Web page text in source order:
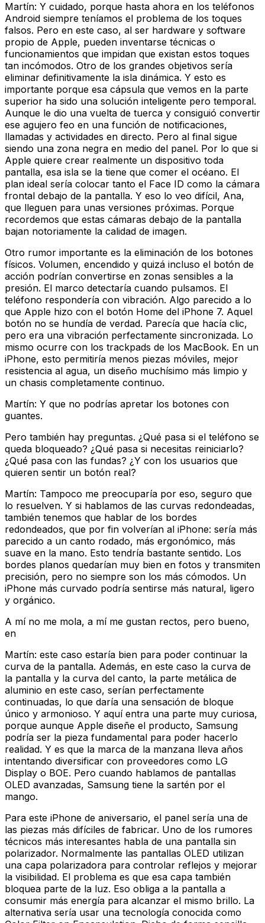
Martín: Y cuidado, porque hasta ahora en los teléfonos
Android siempre teníamos el problema de los toques
falsos. Pero en este caso, al ser hardware y software
propio de Apple, pueden inventarse técnicas o
funcionamientos que impidan que existan estos toques
tan incómodos. Otro de los grandes objetivos sería
eliminar definitivamente la isla dinámica. Y esto es
importante porque esa cápsula que vemos en la parte
superior ha sido una solución inteligente pero temporal.
Aunque le dio una vuelta de tuerca y consiguió convertir
ese agujero feo en una función de notificaciones,
llamadas y actividades en directo. Pero al final sigue
siendo una zona negra en medio del panel. Por lo que si
Apple quiere crear realmente un dispositivo toda
pantalla, esa isla se la tiene que comer el océano. El
plan ideal sería colocar tanto el Face ID como la cámara
frontal debajo de la pantalla. Y eso lo veo difícil, Ana,
que lleguen para unas versiones próximas. Porque
recordemos que estas cámaras debajo de la pantalla
bajan notoriamente la calidad de imagen.
Otro rumor importante es la eliminación de los botones
físicos. Volumen, encendido y quizá incluso el botón de
acción podrían convertirse en zonas sensibles a la
presión. El marco detectaría cuando pulsamos. El
teléfono respondería con vibración. Algo parecido a lo
que Apple hizo con el botón Home del iPhone 7. Aquel
botón no se hundía de verdad. Parecía que hacía clic,
pero era una vibración perfectamente sincronizada. Lo
mismo ocurre con los trackpads de los MacBook. En un
iPhone, esto permitiría menos piezas móviles, mejor
resistencia al agua, un diseño muchísimo más limpio y
un chasis completamente continuo.
Martín: Y que no podrías apretar los botones con
guantes.
Pero también hay preguntas. ¿Qué pasa si el teléfono se
queda bloqueado? ¿Qué pasa si necesitas reiniciarlo?
¿Qué pasa con las fundas? ¿Y con los usuarios que
quieren sentir un botón real?
Martín: Tampoco me preocuparía por eso, seguro que
lo resuelven. Y si hablamos de las curvas redondeadas,
también tenemos que hablar de los bordes
redondeados, que por fin volverían al iPhone: sería más
parecido a un canto rodado, más ergonómico, más
suave en la mano. Esto tendría bastante sentido. Los
bordes planos quedarían muy bien en fotos y transmiten
precisión, pero no siempre son los más cómodos. Un
iPhone más curvado podría sentirse más natural, ligero
y orgánico.
A mí no me mola, a mí me gustan rectos, pero bueno,
en
Martín: este caso estaría bien para poder continuar la
curva de la pantalla. Además, en este caso la curva de
la pantalla y la curva del canto, la parte metálica de
aluminio en este caso, serían perfectamente
continuadas, lo que daría una sensación de bloque
único y armonioso. Y aquí entra una parte muy curiosa,
porque aunque Apple diseñe el producto, Samsung
podría ser la pieza fundamental para poder hacerlo
realidad. Y es que la marca de la manzana lleva años
intentando diversificar con proveedores como LG
Display o BOE. Pero cuando hablamos de pantallas
OLED avanzadas, Samsung tiene la sartén por el
mango.
Para este iPhone de aniversario, el panel sería una de
las piezas más difíciles de fabricar. Uno de los rumores
técnicos más interesantes habla de una pantalla sin
polarizador. Normalmente las pantallas OLED utilizan
una capa polarizadora para controlar reflejos y mejorar
la visibilidad. El problema es que esa capa también
bloquea parte de la luz. Eso obliga a la pantalla a
consumir más energía para alcanzar el mismo brillo. La
alternativa sería usar una tecnología conocida como